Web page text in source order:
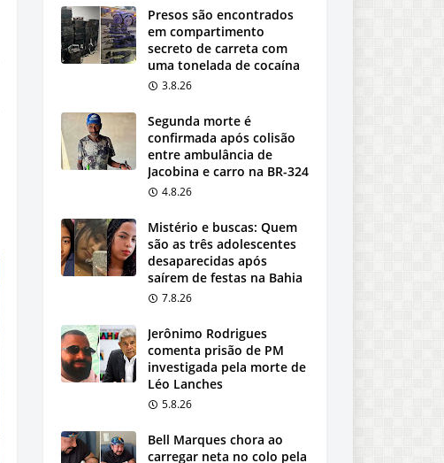
Presos são encontrados
em compartimento
secreto de carreta com
uma tonelada de cocaína
3.8.26
Segunda morte é
confirmada após colisão
entre ambulância de
Jacobina e carro na BR-324
4.8.26
Mistério e buscas: Quem
são as três adolescentes
desaparecidas após
saírem de festas na Bahia
7.8.26
Jerônimo Rodrigues
comenta prisão de PM
investigada pela morte de
Léo Lanches
5.8.26
Bell Marques chora ao
carregar neta no colo pela